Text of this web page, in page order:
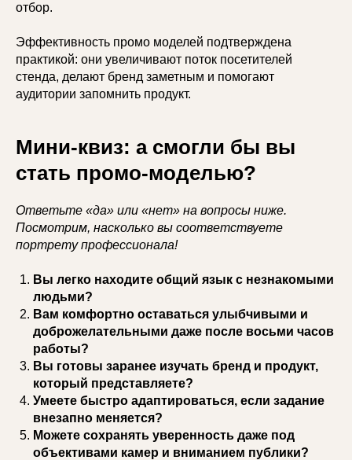
отбор.
Эффективность промо моделей подтверждена
практикой: они увеличивают поток посетителей
стенда, делают бренд заметным и помогают
аудитории запомнить продукт.
Мини-квиз: а смогли бы вы
стать промо-моделью?
Ответьте «да» или «нет» на вопросы ниже.
Посмотрим, насколько вы соответствуете
портрету профессионала!
Вы легко находите общий язык с незнакомыми
людьми?
Вам комфортно оставаться улыбчивыми и
доброжелательными даже после восьми часов
работы?
Вы готовы заранее изучать бренд и продукт,
который представляете?
Умеете быстро адаптироваться, если задание
внезапно меняется?
Можете сохранять уверенность даже под
объективами камер и вниманием публики?